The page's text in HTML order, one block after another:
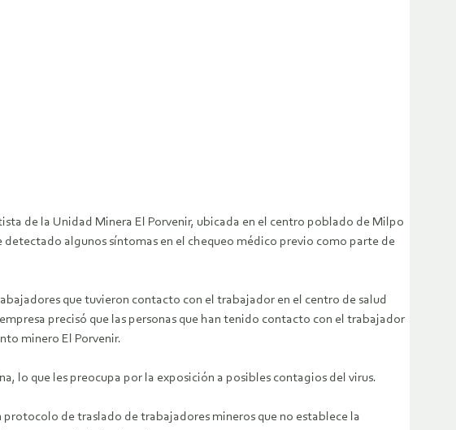
de la Unidad Minera El Porvenir, ubicada en el centro poblado de Milpo
algunos síntomas en el chequeo médico previo como parte de
que tuvieron contacto con el trabajador en el centro de salud
precisó que las personas que han tenido contacto con el trabajador
minero El Porvenir.
lo que les preocupa por la exposición a posibles contagios del virus.
de traslado de trabajadores mineros que no establece la